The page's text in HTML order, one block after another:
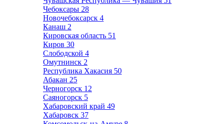
Чебоксары 28
Новочебоксарск 4
Канаш 2
Кировская область 51
Киров 30
Слободской 4
Омутнинск 2
Республика Хакасия 50
Абакан 25
Черногорск 12
Саяногорск 5
Хабаровский край 49
Хабаровск 37